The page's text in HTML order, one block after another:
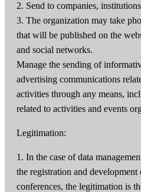
2. Send to companies,
3. The organization may take
that will be published on the
and social networks.
Manage the sending of
advertising communications
activities through any means,
related to activities and events
Legitimation:
1. In the case of data
the registration and development
conferences, the legitimation is